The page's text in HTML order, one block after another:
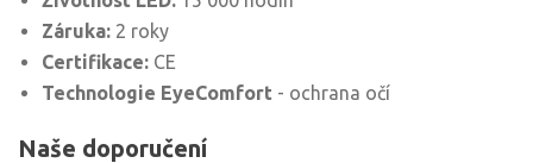
Záruka: 2 roky
Certifikace: CE
Technologie EyeComfort - ochrana očí
Naše doporučení